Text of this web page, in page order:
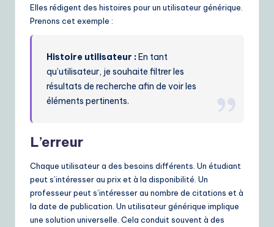
Elles rédigent des histoires pour un utilisateur générique.
Prenons cet exemple :
Histoire utilisateur :En tant
qu’utilisateur, je souhaite filtrer les
résultats de recherche afin de voir les
éléments pertinents.
L’erreur
Chaque utilisateur a des besoins différents. Un étudiant
peut s’intéresser au prix et à la disponibilité. Un
professeur peut s’intéresser au nombre de citations et à
la date de publication. Un utilisateur générique implique
une solution universelle. Cela conduit souvent à des